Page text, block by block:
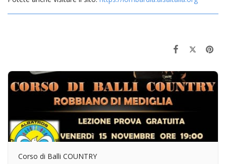
Corso di Balli COUNTRY